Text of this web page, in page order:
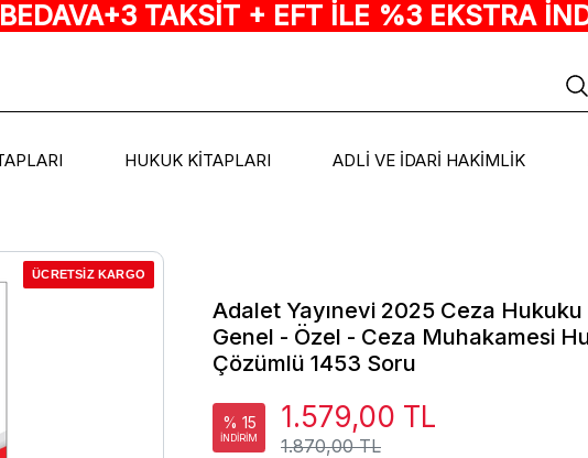
TAKSİT + EFT İLE %3 EKSTRA
HUKUK KİTAPLARI ADLİ VE İDARİ HAKİMLİK
ÜCRETSİZ KARGO
Adalet Yayınevi 2025 Ceza Hukuku
Genel - Özel - Ceza Muhakamesi
Çözümlü 1453 Soru
% 15
İNDİRİM 1.870,00 TL
1.579,00 TL